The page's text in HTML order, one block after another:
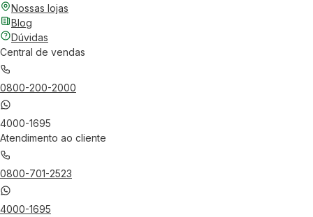
Nossas lojas
Blog
Dúvidas
Central de vendas
0800-200-2000
4000-1695
Atendimento ao cliente
0800-701-2523
4000-1695